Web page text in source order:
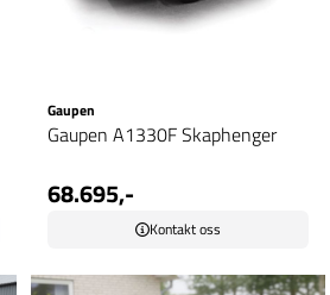
Gaupen
Gaupen A1330F Skaphenger
68.695,-
Kontakt oss